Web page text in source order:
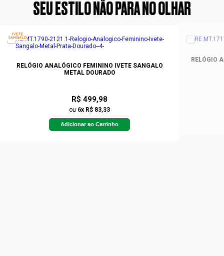
SEU ESTILO NÃO PARA NO OLHAR
RELÓGIO ANALÓGICO FEMININO IVETE SANGALO
METAL DOURADO
R$ 499,98
ou 6x R$ 83,33
Adicionar ao Carrinho
RELÓGIO